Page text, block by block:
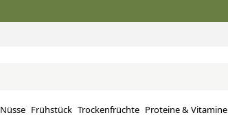
Nüsse Frühstück Trockenfrüchte Proteine ​​& Vitamine